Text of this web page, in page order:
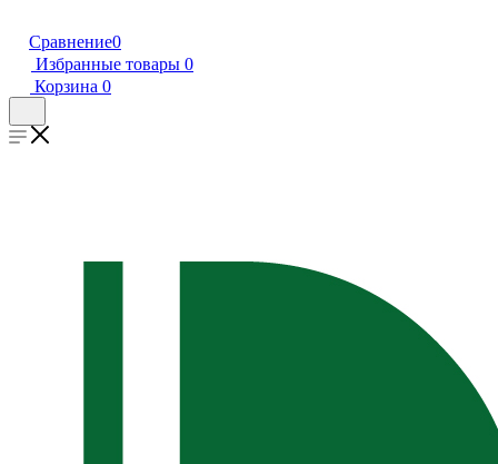
Сравнение0
Избранные товары 0
Корзина 0